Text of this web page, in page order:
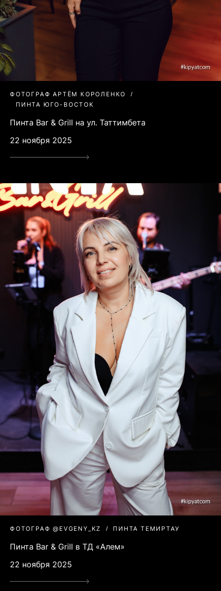
ФОТОГРАФ АРТЁМ КОРОЛЕНКО
ПИНТА ЮГО-ВОСТОК
Пинта Bar & Grill на ул. Таттимбета
22 ноября 2025
ФОТОГРАФ @EVGENY_KZ ПИНТА ТЕМИРТАУ
Пинта Bar & Grill в ТД «Алем»
22 ноября 2025